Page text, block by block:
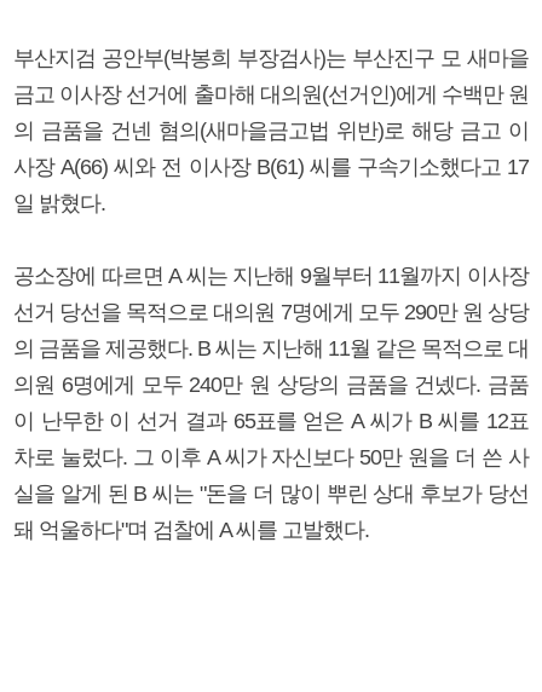
부산지검 공안부(박봉희 부장검사)는 부산진구 모 새마을
금고 이사장 선거에 출마해 대의원(선거인)에게 수백만 원
의 금품을 건넨 혐의(새마을금고법 위반)로 해당 금고 이
사장 A(66) 씨와 전 이사장 B(61) 씨를 구속기소했다고 17
일 밝혔다.
공소장에 따르면 A 씨는 지난해 9월부터 11월까지 이사장
선거 당선을 목적으로 대의원 7명에게 모두 290만 원 상당
의 금품을 제공했다. B 씨는 지난해 11월 같은 목적으로 대
의원 6명에게 모두 240만 원 상당의 금품을 건넸다. 금품
이 난무한 이 선거 결과 65표를 얻은 A 씨가 B 씨를 12표
차로 눌렀다. 그 이후 A 씨가 자신보다 50만 원을 더 쓴 사
실을 알게 된 B 씨는 "돈을 더 많이 뿌린 상대 후보가 당선
돼 억울하다"며 검찰에 A 씨를 고발했다.